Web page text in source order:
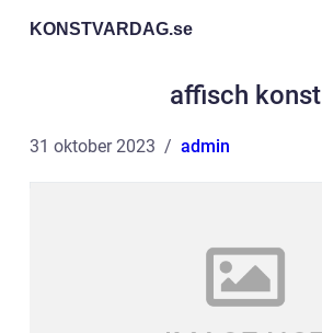
KONSTVARDAG.se
affisch konst
31 oktober 2023 admin